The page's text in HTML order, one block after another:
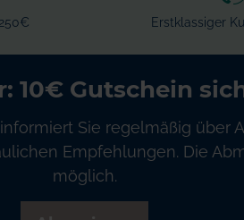
Erstklassiger
10€ Gutschein
Sie regelmäßig über
Empfehlungen. Die
möglich.